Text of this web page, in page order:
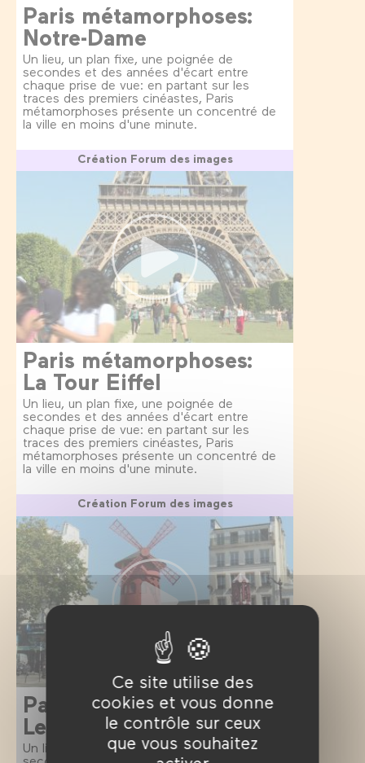
Ce site utilise des
cookies et vous donne
le contrôle sur ceux
que vous souhaitez
Paris métamorphoses:
Notre-Dame
Un lieu, un plan fixe, une poignée de
secondes et des années d'écart entre
chaque prise de vue: en partant sur les
traces des premiers cinéastes, Paris
métamorphoses présente un concentré de
la ville en moins d'une minute.
Création Forum des images
Paris métamorphoses:
La Tour Eiffel
Un lieu, un plan fixe, une poignée de
secondes et des années d'écart entre
chaque prise de vue: en partant sur les
traces des premiers cinéastes, Paris
métamorphoses présente un concentré de
la ville en moins d'une minute.
Création Forum des images
Paris métamorphoses:
Le Moulin Rouge
Un lieu, un plan fixe, une poignée de